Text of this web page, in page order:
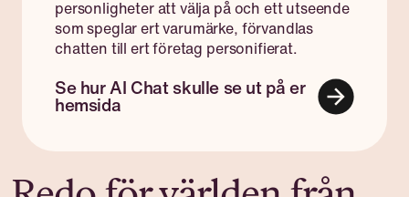
personligheter att välja på och ett utseende
som speglar ert varumärke, förvandlas
chatten till ert företag personifierat.